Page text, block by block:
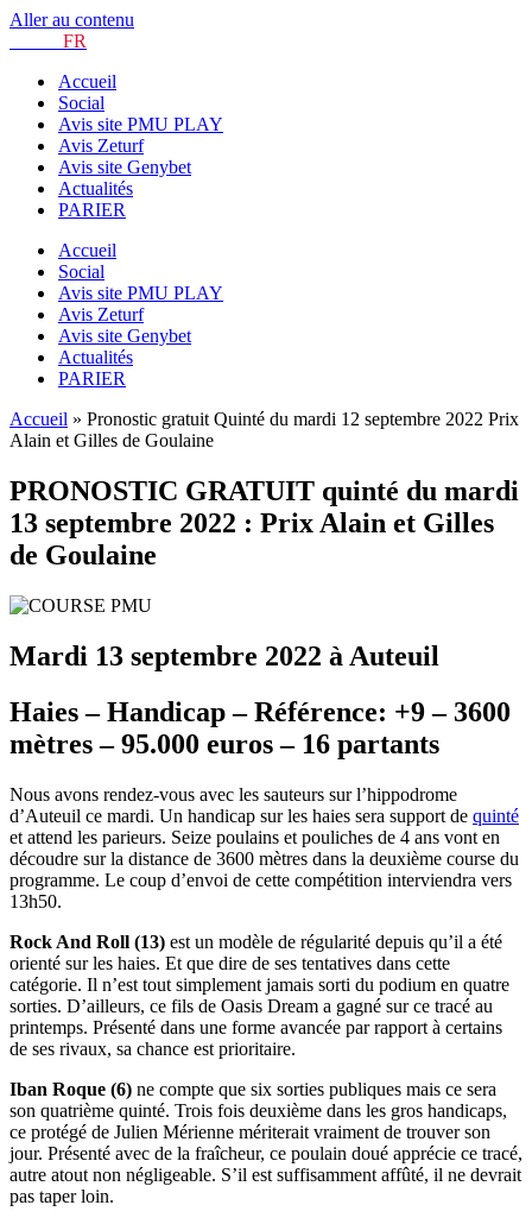
Aller au contenu
FR
Accueil
Social
Avis site PMU PLAY
Avis Zeturf
Avis site Genybet
Actualités
PARIER
Accueil
Social
Avis site PMU PLAY
Avis Zeturf
Avis site Genybet
Actualités
PARIER
Accueil » Pronostic gratuit Quinté du mardi 12 septembre 2022 Prix
Alain et Gilles de Goulaine
PRONOSTIC GRATUIT quinté du mardi
13 septembre 2022 : Prix Alain et Gilles
de Goulaine
Mardi 13 septembre 2022 à Auteuil
Haies – Handicap – Référence: +9 – 3600
mètres – 95.000 euros – 16 partants
Nous avons rendez-vous avec les sauteurs sur l’hippodrome
d’Auteuil ce mardi. Un handicap sur les haies sera support de quinté
et attend les parieurs. Seize poulains et pouliches de 4 ans vont en
découdre sur la distance de 3600 mètres dans la deuxième course du
programme. Le coup d’envoi de cette compétition interviendra vers
13h50.
Rock And Roll (13) est un modèle de régularité depuis qu’il a été
orienté sur les haies. Et que dire de ses tentatives dans cette
catégorie. Il n’est tout simplement jamais sorti du podium en quatre
sorties. D’ailleurs, ce fils de Oasis Dream a gagné sur ce tracé au
printemps. Présenté dans une forme avancée par rapport à certains
de ses rivaux, sa chance est prioritaire.
Iban Roque (6) ne compte que six sorties publiques mais ce sera
son quatrième quinté. Trois fois deuxième dans les gros handicaps,
ce protégé de Julien Mérienne mériterait vraiment de trouver son
jour. Présenté avec de la fraîcheur, ce poulain doué apprécie ce tracé,
autre atout non négligeable. S’il est suffisamment affûté, il ne devrait
pas taper loin.